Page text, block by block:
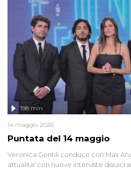
libertà. Lo speciale affronta inoltre le
Firenze, le cui responsabilità
groviglio di dubbi mai chiariti. Nel
l'intervista inedita a Olindo Romano,
Puntata del 14 maggio
198 min
14 maggio 2026
Veronica Gentili conduce con Max
attualita' con nuove interviste